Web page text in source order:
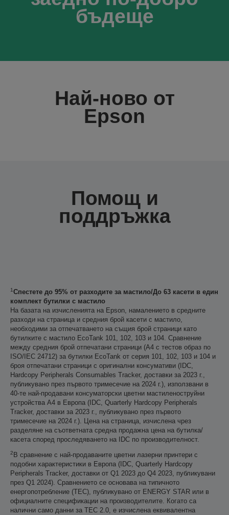
бъдеще
Най-ново от
Epson
Помощ и
поддръжка
1Спестете до 95% от разходите за мастило/До 63 касети в един
комплект бутилки с мастило
На базата на изчисленията на Epson, намалението в средните
разходи на страница и средния брой касети с мастило,
необходими за отпечатването на същия брой страници като
бутилките с мастило EcoTank 101, 102, 103 и 104. Сравнение
между средния брой отпечатани страници (A4 с тестов образ по
ISO/IEC 24712) за бутилки EcoTank от серия 101, 102, 103 и 104 и
броя отпечатани страници с оригинални консумативи (IDC,
Hardcopy Peripherals Consumables Tracker, доставки за 2023 г.,
публикувано през първото тримесечие на 2024 г.), използвани в
40-те най-продавани консуматорски цветни мастиленоструйни
устройства А4 в Европа (IDC, Quarterly Hardcopy Peripherals
Tracker, доставки за 2023 г., публикувано през първото
тримесечие на 2024 г.). Цена на страница, изчислена чрез
разделяне на съответната средна продажна цена на бутилка/
касета според проследяването на IDC по производителност.
2 В сравнение с най-продаваните цветни лазерни принтери с
подобни характеристики в Европа (IDC, Quarterly Hardcopy
Peripherals Tracker, доставки от Q1 2023 до Q4 2023, публикувани
през Q1 2024). Сравнението се основава на типичното
енергопотребление (TEC), публикувано от ENERGY STAR или в
официалните спецификации на производителите. Когато са
налични само данни за TEC 2.0, е изчислена еквивалентна